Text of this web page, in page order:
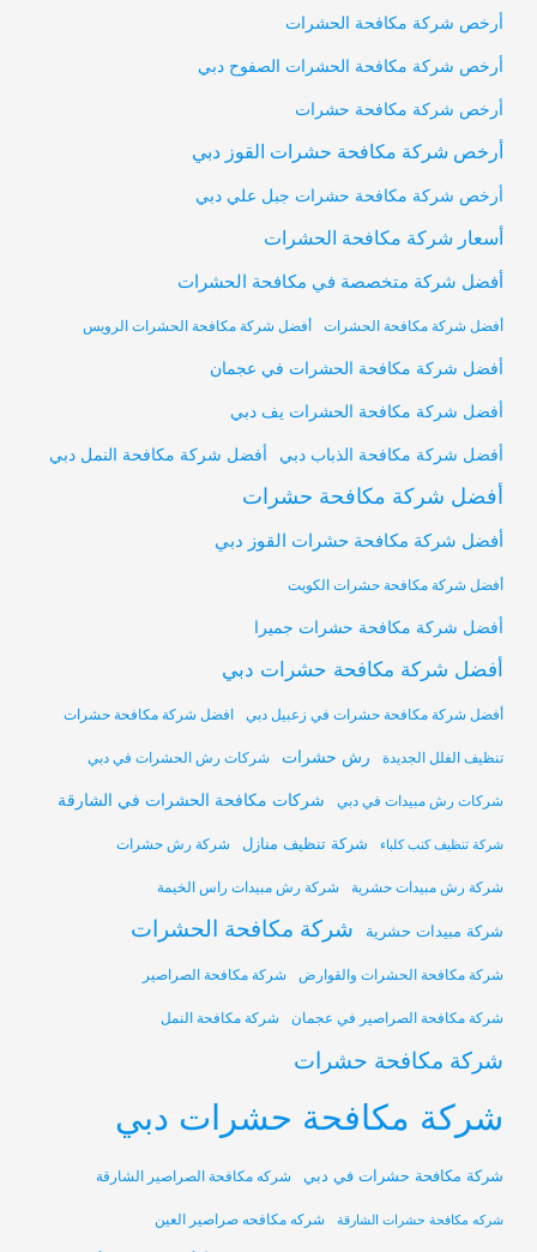
أرخص شركة مكافحة الحشرات
أرخص شركة مكافحة الحشرات الصفوح دبي
أرخص شركة مكافحة حشرات
أرخص شركة مكافحة حشرات القوز دبي
أرخص شركة مكافحة حشرات جبل علي دبي
أسعار شركة مكافحة الحشرات
أفضل شركة متخصصة في مكافحة الحشرات
أفضل شركة مكافحة الحشرات أفضل شركة مكافحة الحشرات الرويس
أفضل شركة مكافحة الحشرات في عجمان
أفضل شركة مكافحة الحشرات يف دبي
أفضل شركة مكافحة الذباب دبي أفضل شركة مكافحة النمل دبي
أفضل شركة مكافحة حشرات
أفضل شركة مكافحة حشرات القوز دبي
أفضل شركة مكافحة حشرات الكويت
أفضل شركة مكافحة حشرات جميرا
أفضل شركة مكافحة حشرات دبي
أفضل شركة مكافحة حشرات في زعبيل دبي افضل شركة مكافحة حشرات
تنظيف الفلل الجديدة رش حشرات شركات رش الحشرات في دبي
شركات رش مبيدات في دبي شركات مكافحة الحشرات في الشارقة
شركة تنظيف كنب كلباء شركة تنظيف منازل شركة رش حشرات
شركة رش مبيدات حشرية شركة رش مبيدات راس الخيمة
شركة مبيدات حشرية شركة مكافحة الحشرات
شركة مكافحة الحشرات والقوارض شركة مكافحة الصراصير
شركة مكافحة الصراصير في عجمان شركة مكافحة النمل
شركة مكافحة حشرات
شركة مكافحة حشرات دبي
شركة مكافحة حشرات في دبي شركه مكافحة الصراصير الشارقة
شركه مكافحة حشرات الشارقة شركه مكافحه صراصير العين